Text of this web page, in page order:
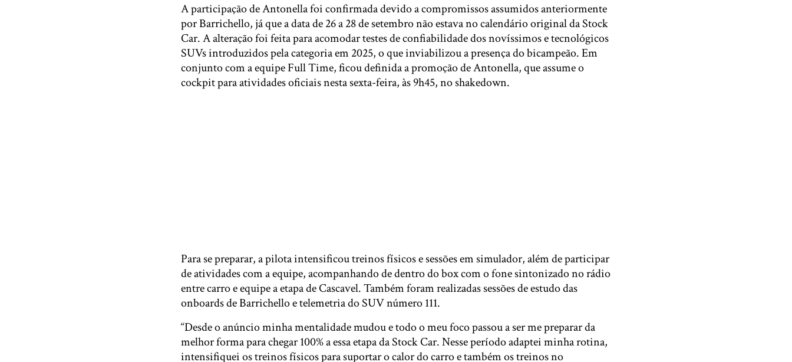
A participação de Antonella foi confirmada devido a compromissos assumidos anteriormente
por Barrichello, já que a data de 26 a 28 de setembro não estava no calendário original da Stock
Car. A alteração foi feita para acomodar testes de confiabilidade dos novíssimos e tecnológicos
SUVs introduzidos pela categoria em 2025, o que inviabilizou a presença do bicampeão. Em
conjunto com a equipe Full Time, ficou definida a promoção de Antonella, que assume o
cockpit para atividades oficiais nesta sexta-feira, às 9h45, no shakedown.
Para se preparar, a pilota intensificou treinos físicos e sessões em simulador, além de participar
de atividades com a equipe, acompanhando de dentro do box com o fone sintonizado no rádio
entre carro e equipe a etapa de Cascavel. Também foram realizadas sessões de estudo das
onboards de Barrichello e telemetria do SUV número 111.
“Desde o anúncio minha mentalidade mudou e todo o meu foco passou a ser me preparar da
melhor forma para chegar 100% a essa etapa da Stock Car. Nesse período adaptei minha rotina,
intensifiquei os treinos físicos para suportar o calor do carro e também os treinos no